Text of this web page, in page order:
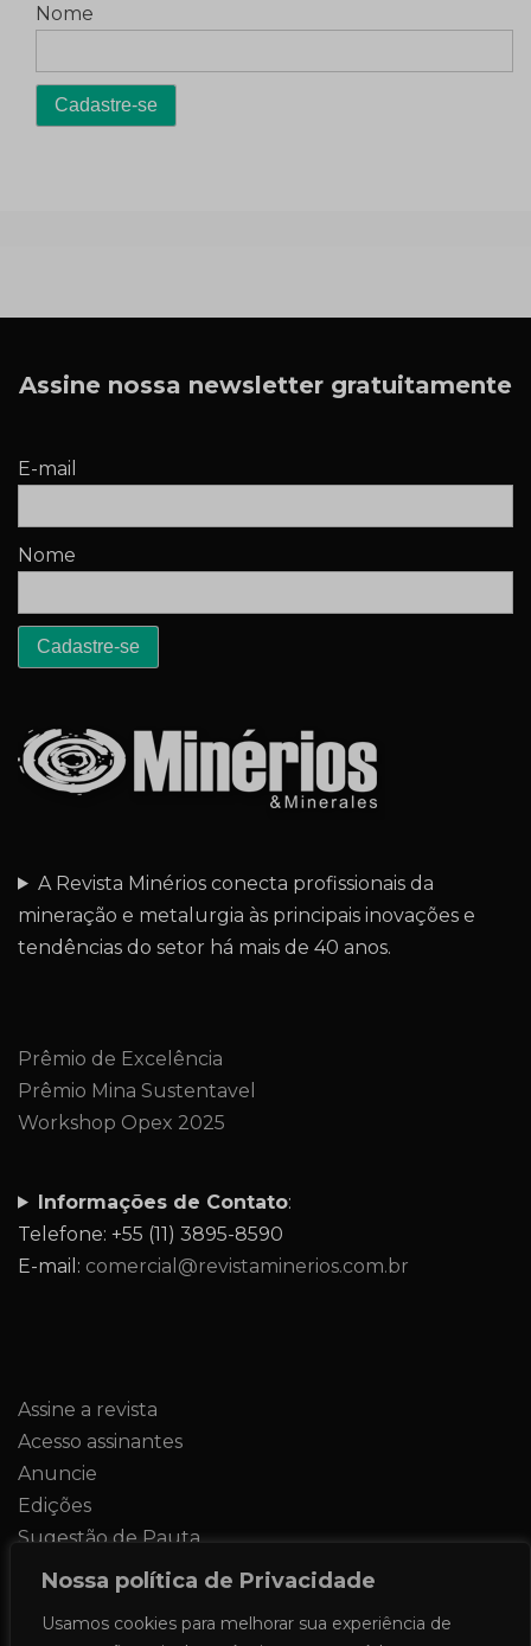
Nossa política de Privacidade
Usamos cookies para melhorar sua experiência de
Nome
Assine nossa newsletter gratuitamente
E-mail
Nome
A Revista Minérios conecta profissionais da
mineração e metalurgia às principais inovações e
tendências do setor há mais de 40 anos.
Prêmio de Excelência
Prêmio Mina Sustentavel
Workshop Opex 2025
Informações de Contato:
Telefone: +55 (11) 3895-8590
E-mail: comercial@revistaminerios.com.br
Assine a revista
Acesso assinantes
Anuncie
Edições
Sugestão de Pauta
Contato